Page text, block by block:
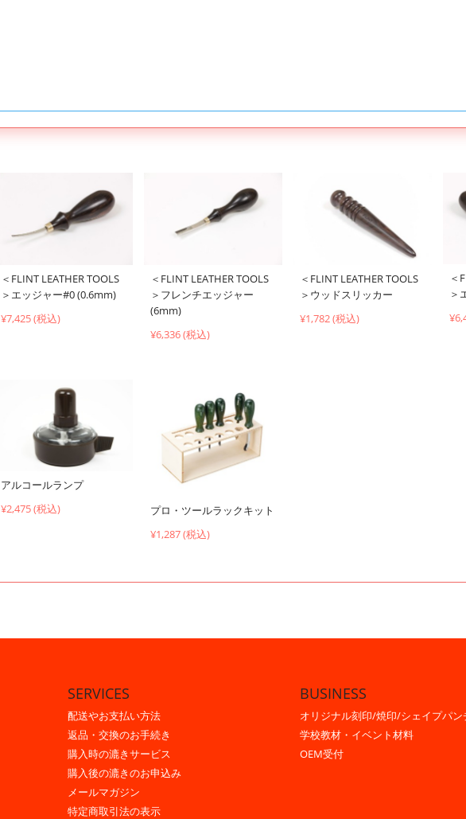
＜FLINT LEATHER TOOLS
＞エッジャー#0 (0.6mm)
¥7,425 (税込)
＜FLINT LEATHER TOOLS
＞フレンチエッジャー
(6mm)
¥6,336 (税込)
＜FLINT LEATHER TOOLS
＞ウッドスリッカー
¥1,782 (税込)
＜
＞
アルコールランプ
¥2,475 (税込)
プロ・ツールラックキット
¥1,287 (税込)
SERVICES
配送やお支払い方法
返品・交換のお手続き
購入時の漉きサービス
購入後の漉きのお申込み
メールマガジン
特定商取引法の表示
BUSINESS
オリジナル刻印/焼印/シェイプパン
学校教材・イベント材料
OEM受付